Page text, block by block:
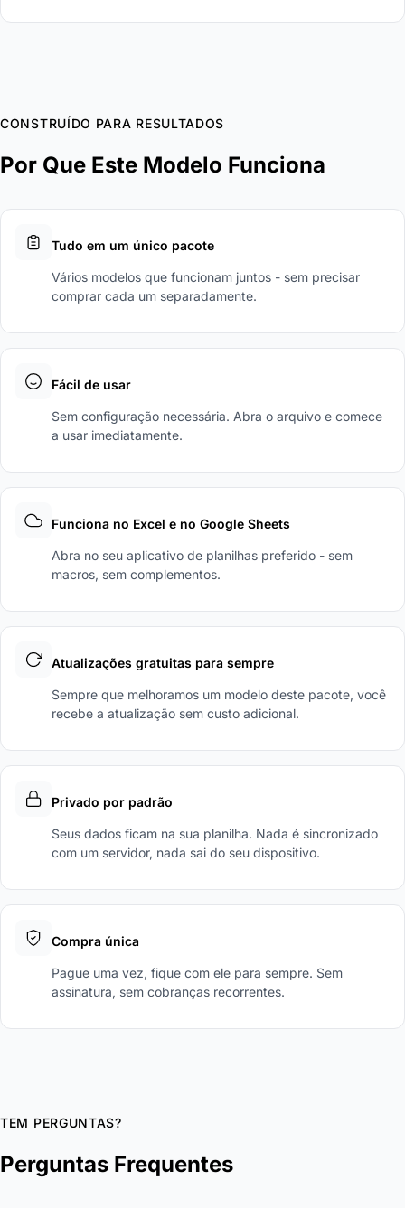
CONSTRUÍDO PARA RESULTADOS
Por Que Este Modelo Funciona
Tudo em um único pacote
Vários modelos que funcionam juntos - sem precisar
comprar cada um separadamente.
Fácil de usar
Sem configuração necessária. Abra o arquivo e comece
a usar imediatamente.
Funciona no Excel e no Google Sheets
Abra no seu aplicativo de planilhas preferido - sem
macros, sem complementos.
Atualizações gratuitas para sempre
Sempre que melhoramos um modelo deste pacote, você
recebe a atualização sem custo adicional.
Privado por padrão
Seus dados ficam na sua planilha. Nada é sincronizado
com um servidor, nada sai do seu dispositivo.
Compra única
Pague uma vez, fique com ele para sempre. Sem
assinatura, sem cobranças recorrentes.
TEM PERGUNTAS?
Perguntas Frequentes